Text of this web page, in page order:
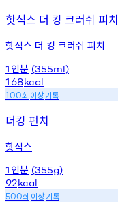
핫식스 더 킹 크러쉬 피치
핫식스 더 킹 크러쉬 피치
1 인분 (355ml)
168kcal
100회 이상기록
더킹 펀치
핫식스
1 인분 (355g)
92kcal
500회 이상기록